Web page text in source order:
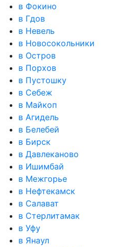
в Фокино
в Гдов
в Невель
в Новосокольники
в Остров
в Порхов
в Пустошку
в Себеж
в Майкоп
в Агидель
в Белебей
в Бирск
в Давлеканово
в Ишимбай
в Межгорье
в Нефтекамск
в Салават
в Стерлитамак
в Уфу
в Янаул